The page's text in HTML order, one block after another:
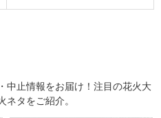
中止情報をお届け！注目の花火大
タをご紹介。